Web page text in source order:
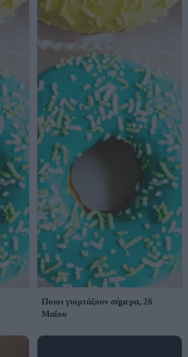
Ποιοι γιορτάζουν σήμερα, 26
Μαΐου